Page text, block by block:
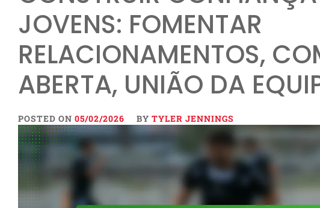
JOVENS: FOMENTAR
RELACIONAMENTOS,
ABERTA, UNIÃO DA
POSTED ON 05/02/2026 BY TYLER JENNINGS